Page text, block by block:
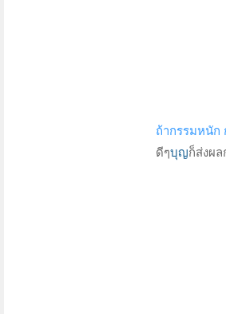
ถ้ากรรมหนัก
ดีๆบุญก็ส่งผ